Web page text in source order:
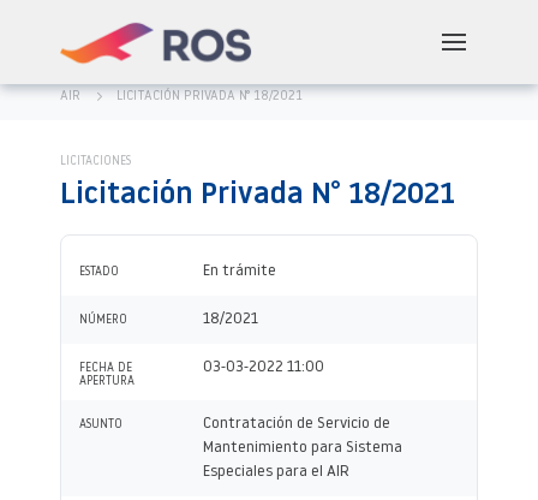
AIR LICITACIÓN PRIVADA N° 18/2021
LICITACIONES
Licitación Privada N° 18/2021
ESTADO En trámite
NÚMERO 18/2021
FECHA DE
APERTURA
03-03-2022 11:00
ASUNTO
Contratación de Servicio de
Mantenimiento para Sistema
Especiales para el AIR